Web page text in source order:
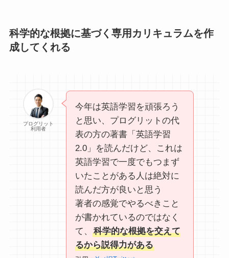
科学的な根拠に基づく専用カリキュラムを作
成してくれる
プログリット
利用者
今年は英語学習を頑張ろう
と思い、プログリットの代
表の方の著書「英語学習
2.0」を読んだけど、これは
英語学習で一度でもつまず
いたことがある人は絶対に
読んだ方が良いと思う
著者の感覚でやるべきこと
が書かれているのではなく
て、
科学的な根拠を交えて
るから説得力がある